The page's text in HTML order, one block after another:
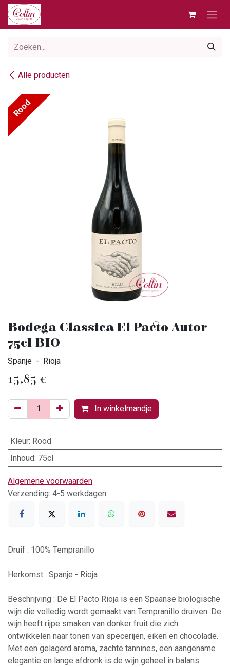
Overslaan naar inhoud
Alle producten
Rood
Bodega Classica El Pacto Autor
75cl BIO
Spanje - Rioja
15,85 €
In winkelmandje
Kleur: Rood
Inhoud: 75cl
Algemene voorwaarden
Verzending: 4-5 werkdagen.
Druif : 100% Tempranillo
Herkomst : Spanje - Rioja
Beschrijving : De El Pacto Rioja is een Spaanse biologische
wijn die volledig wordt gemaakt van Tempranillo druiven. De
wijn heeft rijpe smaken van donker fruit die zich
ontwikkelen naar tonen van specerijen, eiken en chocolade.
Met een gelagerd aroma, zachte tannines, een aangename
elegantie en lange afdronk is de wijn geheel in balans